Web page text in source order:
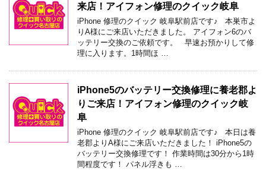
来店！アイフォン修理のクイック岐阜
iPhone 修理のクイック 岐阜駅前店です♪ 本巣市よ
りA様にご来店いただきました。 アイフォン6のバ
ッテリー交換のご依頼です。 早速お預かりして修
理に入ります。1時間ほ …
iPhone5のバッテリー交換修理に養老郡よ
りご来店！アイフォン修理のクイック岐
阜
iPhone 修理のクイック 岐阜駅前店です♪ 本日は養
老郡よりA様にご来店いただきました！ iPhone5の
バッテリー交換修理です！ 作業時間は30分から1時
間程度です！ パネル浮きも …